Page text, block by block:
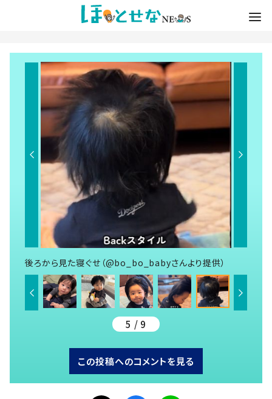
後ろから見た寝ぐせ（@bo_bo_babyさんより提供）
5 / 9
この投稿へのコメントを見る